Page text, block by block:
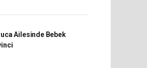
Ailesinde Bebek